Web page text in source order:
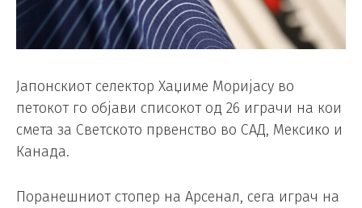
Јапонскиот селектор Хаџиме Моријасу во
петокот го објави списокот од 26 играчи на кои
смета за Светското првенство во САД, Мексико и
Канада.
Поранешниот стопер на Арсенал, сега играч на